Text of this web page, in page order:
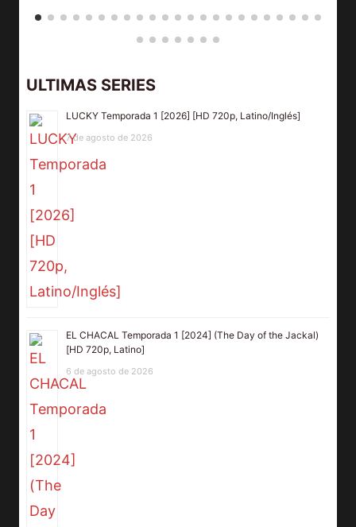
ULTIMAS SERIES
LUCKY Temporada 1 [2026] [HD 720p, Latino/Inglés]
7 de agosto de 2026
EL CHACAL Temporada 1 [2024] (The Day of the Jackal)
[HD 720p, Latino]
6 de agosto de 2026